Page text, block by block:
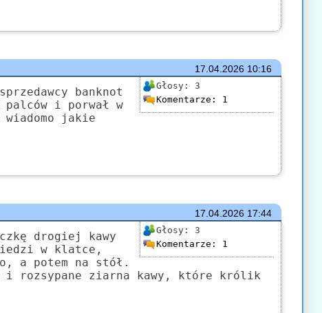
17.04.202610:16
Głosy: 3
Komentarze: 1
banknot
i porwał w
jakie
17.04.202617:44
Głosy: 3
Komentarze: 1
drogiej kawy
w klatce,
a potem na stół.
i rozsypane ziarna kawy, które królik